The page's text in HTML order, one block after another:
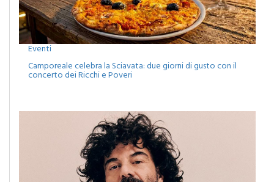
Eventi
Camporeale celebra la Sciavata: due giorni di gusto con il